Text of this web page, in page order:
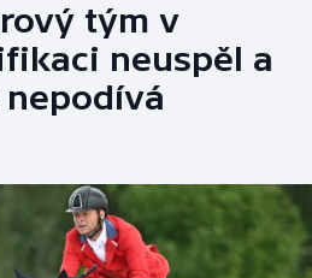
tým v
neuspěl a
nepodívá